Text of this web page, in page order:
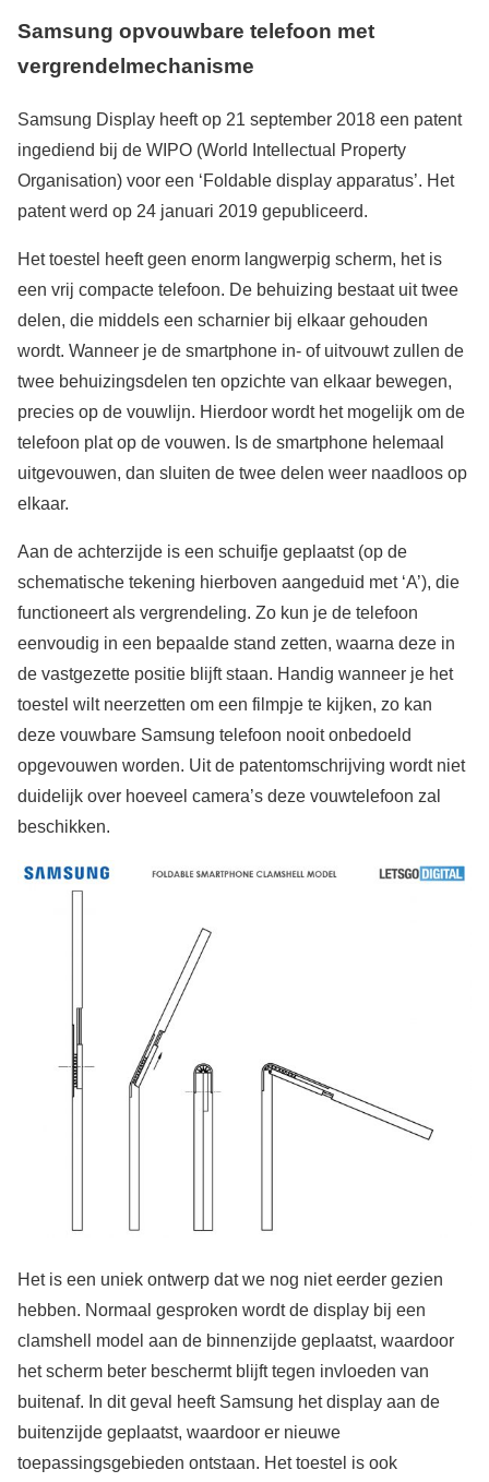
Samsung opvouwbare telefoon met
vergrendelmechanisme
Samsung Display heeft op 21 september 2018 een patent
ingediend bij de WIPO (World Intellectual Property
Organisation) voor een ‘Foldable display apparatus’. Het
patent werd op 24 januari 2019 gepubliceerd.
Het toestel heeft geen enorm langwerpig scherm, het is
een vrij compacte telefoon. De behuizing bestaat uit twee
delen, die middels een scharnier bij elkaar gehouden
wordt. Wanneer je de smartphone in- of uitvouwt zullen de
twee behuizingsdelen ten opzichte van elkaar bewegen,
precies op de vouwlijn. Hierdoor wordt het mogelijk om de
telefoon plat op de vouwen. Is de smartphone helemaal
uitgevouwen, dan sluiten de twee delen weer naadloos op
elkaar.
Aan de achterzijde is een schuifje geplaatst (op de
schematische tekening hierboven aangeduid met ‘A’), die
functioneert als vergrendeling. Zo kun je de telefoon
eenvoudig in een bepaalde stand zetten, waarna deze in
de vastgezette positie blijft staan. Handig wanneer je het
toestel wilt neerzetten om een filmpje te kijken, zo kan
deze vouwbare Samsung telefoon nooit onbedoeld
opgevouwen worden. Uit de patentomschrijving wordt niet
duidelijk over hoeveel camera’s deze vouwtelefoon zal
beschikken.
Het is een uniek ontwerp dat we nog niet eerder gezien
hebben. Normaal gesproken wordt de display bij een
clamshell model aan de binnenzijde geplaatst, waardoor
het scherm beter beschermt blijft tegen invloeden van
buitenaf. In dit geval heeft Samsung het display aan de
buitenzijde geplaatst, waardoor er nieuwe
toepassingsgebieden ontstaan. Het toestel is ook